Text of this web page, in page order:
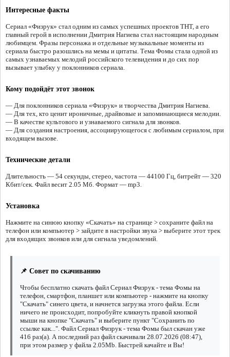
Интересные факты
Сериал «Физрук» стал одним из самых успешных проектов ТНТ, а его
главный герой в исполнении Дмитрия Нагиева стал настоящим народным
любимцем. Фразы персонажа и отдельные музыкальные моменты из
сериала быстро разошлись на мемы и цитаты. Тема Фомы стала одной из
самых узнаваемых мелодий российского телевидения и до сих пор
вызывает улыбку у поклонников сериала.
Кому подойдёт этот звонок
— Для поклонников сериала «Физрук» и творчества Дмитрия Нагиева.
— Для тех, кто ценит ироничные, драйвовые и запоминающиеся мелодии.
— В качестве культового и узнаваемого сигнала для звонков.
— Для создания настроения, ассоциирующегося с любимым сериалом, при
входящем вызове.
Технические детали
Длительность — 54 секунды, стерео, частота — 44100 Гц, битрейт — 320
Кбит/сек. Файл весит 2.05 Мб. Формат — mp3.
Установка
Нажмите на синюю кнопку «Скачать» на странице > сохраните файл на
телефон или компьютер > зайдите в настройки звука > выберите этот трек
для входящих звонков или для сигнала уведомлений.
📌 Совет по скачиванию
Чтобы бесплатно скачать файл Сериал Физрук - тема Фомы на
телефон, смартфон, планшет или компьютер - нажмите на кнопку
"Скачать" синего цвета, и начнется загрузка этого файла. Если
ничего не происходит, попробуйте кликнуть правой кнопкой
мыши на кнопке "Скачать" и выберите пункт "Сохранить по
ссылке как...". Файл Сериал Физрук - тема Фомы был скачан уже
416 раз(а). А последний раз файл скачивали 28.07.2026 (08:47),
при этом размер у файла 2.05Mb. Быстрей качайте и Вы!